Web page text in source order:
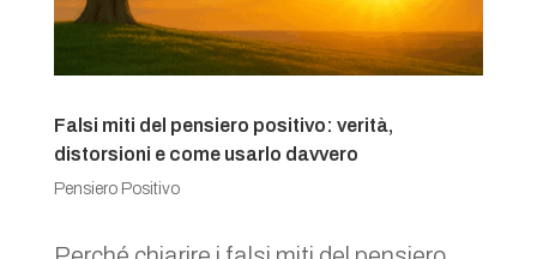
Falsi miti del pensiero positivo: verità,
distorsioni e come usarlo davvero
Pensiero Positivo